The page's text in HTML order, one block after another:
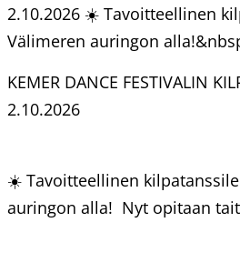
2.10.2026 ☀️ Tavoitteellinen
Välimeren auringon
KEMER DANCE FESTIVALIN
2.10.2026
☀️ Tavoitteellinen
auringon alla! Nyt opitaan